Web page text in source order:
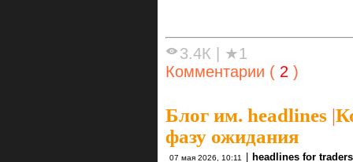
3.4К
★1
Комментарии ( 2 )
Блог им. headlines |
фазу ожидания
07 мая 2026, 10:11 | headlines for traders